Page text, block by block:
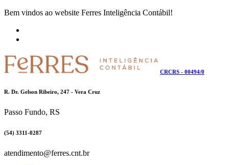
Bem vindos ao website Ferres Inteligência Contábil!
CRCRS - 00494/0
R. Dr. Gelson Ribeiro, 247 - Vera Cruz
Passo Fundo, RS
(54) 3311-0287
atendimento@ferres.cnt.br